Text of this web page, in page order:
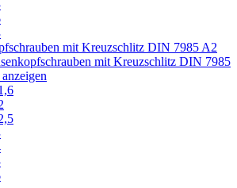
mit Kreuzschlitz DIN 7985 A2
mit Kreuzschlitz DIN 7985